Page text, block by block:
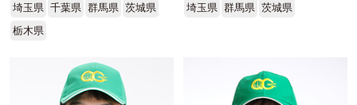
埼玉県 千葉県 群馬県 茨城県
栃木県
埼玉県 群馬県 茨城県